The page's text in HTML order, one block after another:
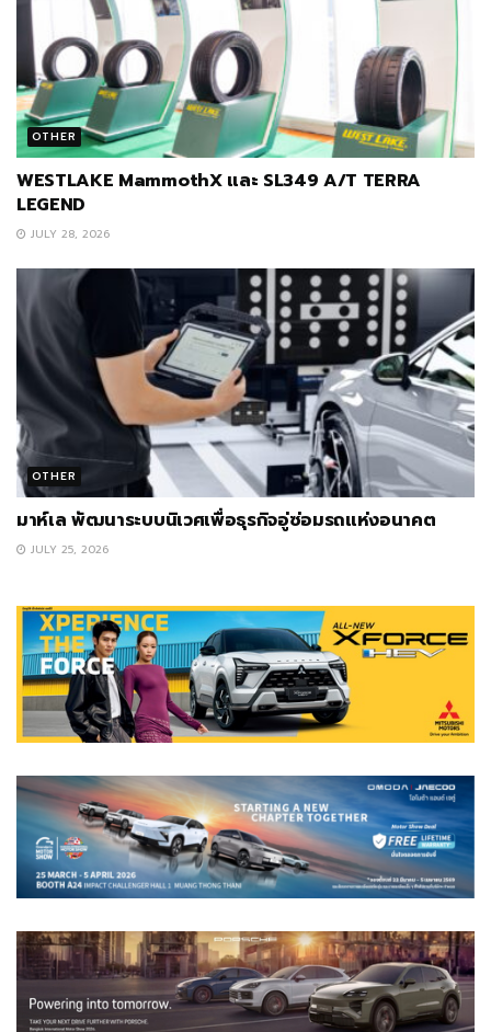
OTHER
WESTLAKE MammothX และ SL349 A/T TERRA
LEGEND
JULY 28, 2026
OTHER
มาห์เล พัฒนาระบบนิเวศเพื่อธุรกิจอู่ซ่อมรถแห่งอนาคต
JULY 25, 2026